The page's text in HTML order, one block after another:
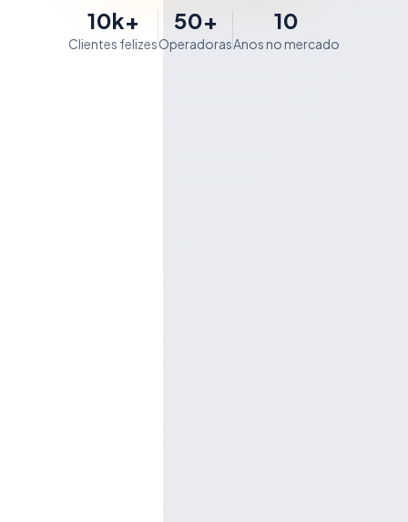
10k+
Clientes felizes
50+
Operadoras
10
Anos no mercado